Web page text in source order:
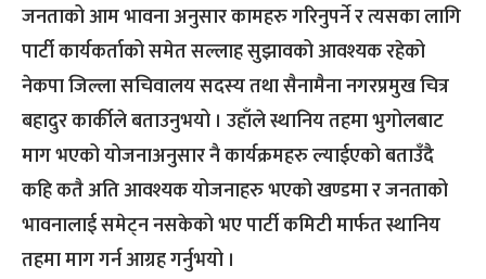
जनताको आम भावना अनुसार कामहरु गरिनुपर्ने र त्यसका लागि
पार्टी कार्यकर्ताको समेत सल्लाह सुझावको आवश्यक रहेको
नेकपा जिल्ला सचिवालय सदस्य तथा सैनामैना नगरप्रमुख चित्र
बहादुर कार्कीले बताउनुभयो । उहाँले स्थानिय तहमा भुगोलबाट
माग भएको योजनाअनुसार नै कार्यक्रमहरु ल्याईएको बताउँदै
कहि कतै अति आवश्यक योजनाहरु भएको खण्डमा र जनताको
भावनालाई समेट्न नसकेको भए पार्टी कमिटी मार्फत स्थानिय
तहमा माग गर्न आग्रह गर्नुभयो ।